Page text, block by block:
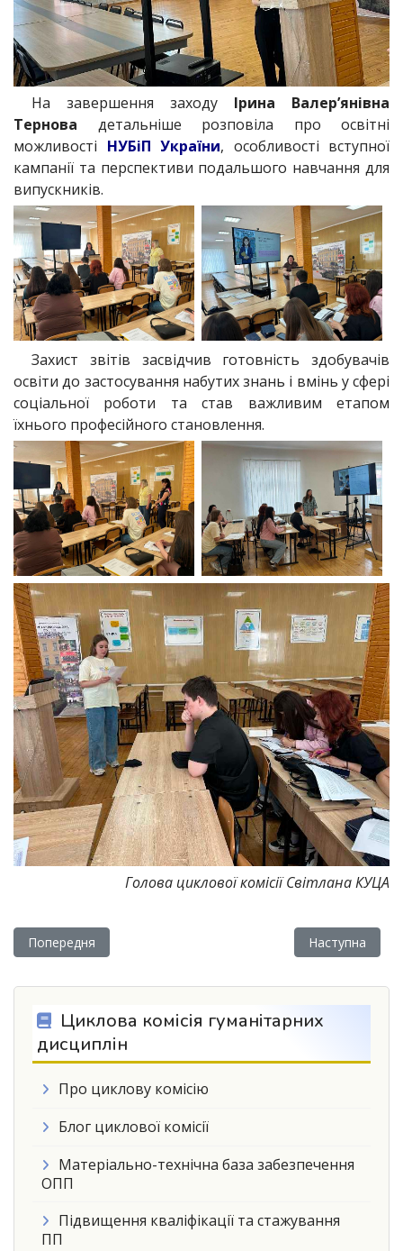
На завершення заходу Ірина Валер’янівна
Тернова детальніше розповіла про освітні
можливості НУБіП України, особливості вступної
кампанії та перспективи подальшого навчання для
випускників.
Захист звітів засвідчив готовність здобувачів
освіти до застосування набутих знань і вмінь у сфері
соціальної роботи та став важливим етапом
їхнього професійного становлення.
Голова циклової комісії Світлана КУЦА
Попередня стаття: Кваліфікаційний іспит випускників
Попередня Наступна
Наступна
Циклова комісія гуманітарних
дисциплін
Про циклову комісію
Блог циклової комісії
Матеріально-технічна база забезпечення
ОПП
Підвищення кваліфікації та стажування
ПП